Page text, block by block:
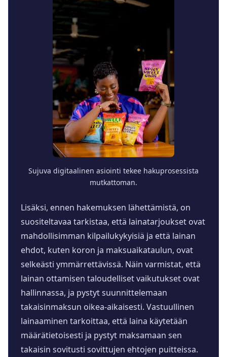
Sujuva digitaalinen asiointi tekee hakuprosessista
mutkattoman.
Lisäksi, ennen hakemuksen lähettämistä, on
suositeltavaa tarkistaa, että lainatarjoukset ovat
mahdollisimman kilpailukykyisiä ja että lainan
ehdot, kuten koron ja maksuaikataulun, ovat
selkeästi ymmärrettävissä. Näin varmistat, että
lainan ottamisen taloudelliset vaikutukset ovat
hallinnassa, ja pystyt suunnittelemaan
takaisinmaksun oikea-aikaisesti. Vastuullinen
lainaaminen tarkoittaa, että laina käytetään
määrätietoisesti ja pystyt maksamaan sen
takaisin sovitusti sovittujen ehtojen puitteissa.